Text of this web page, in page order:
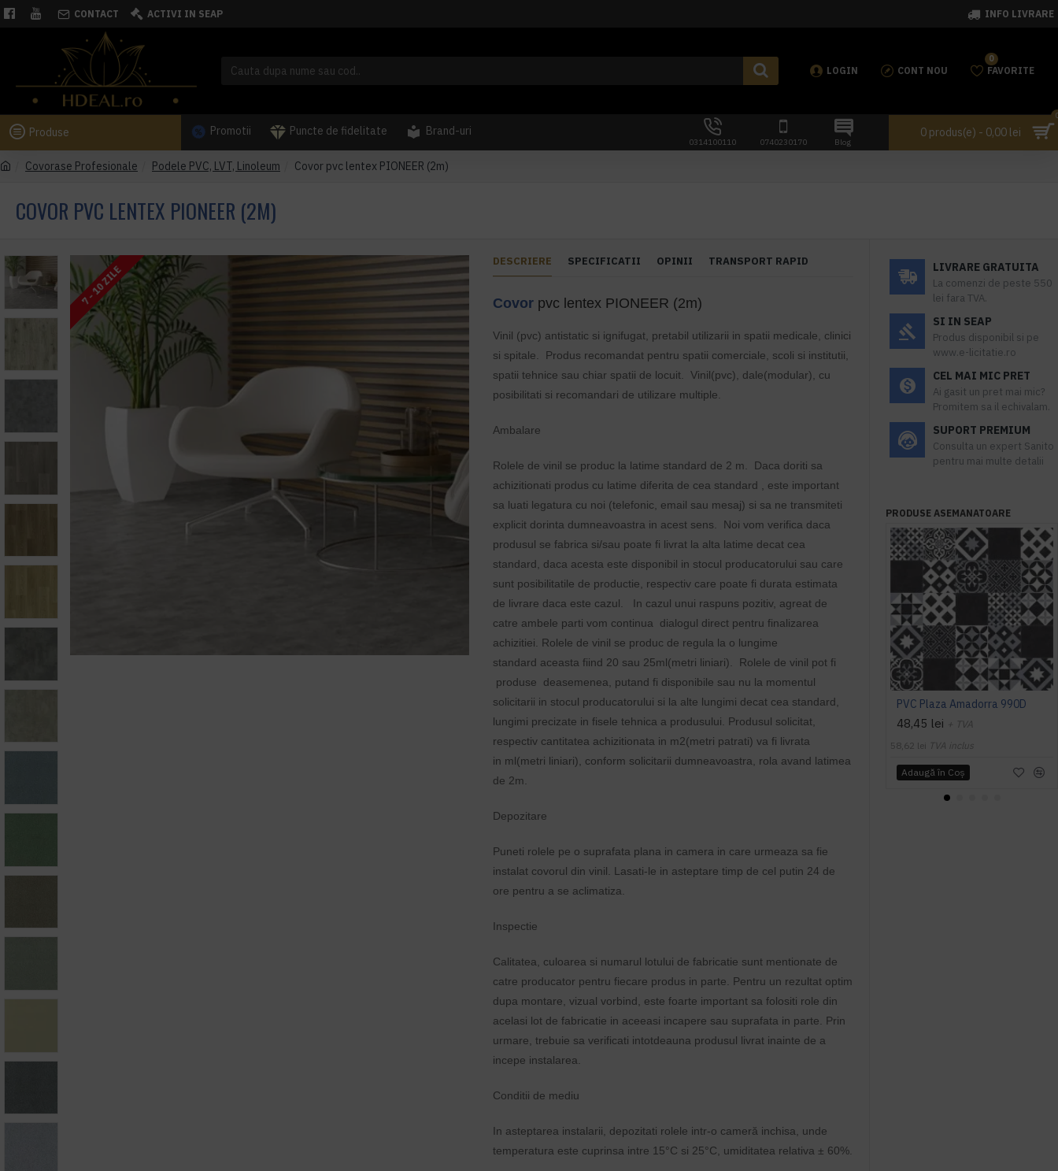
CONTACT ACTIVI IN SEAP INFO LIVRARE
LOGIN CONT NOU FAVORITE
0
Produse Promotii Puncte de fidelitate Brand-uri
0314100110 0740230170 Blog
0 produs(e) - 0,00 lei
Covorase Profesionale Podele PVC, LVT, Linoleum Covor pvc lentex PIONEER (2m)
COVOR PVC LENTEX PIONEER (2M)
7 - 10 ZILE
DESCRIERE SPECIFICATII OPINII TRANSPORT RAPID
Covor pvc lentex PIONEER (2m)
Vinil (pvc) antistatic si ignifugat, pretabil utilizarii in spatii medicale, clinici
si spitale. Produs recomandat pentru spatii comerciale, scoli si institutii,
spatii tehnice sau chiar spatii de locuit. Vinil(pvc), dale(modular), cu
posibilitati si recomandari de utilizare multiple.
Ambalare
Rolele de vinil se produc la latime standard de 2 m. Daca doriti sa
achizitionati produs cu latime diferita de cea standard , este important
sa luati legatura cu noi (telefonic, email sau mesaj) si sa ne transmiteti
explicit dorinta dumneavoastra in acest sens. Noi vom verifica daca
produsul se fabrica si/sau poate fi livrat la alta latime decat cea
standard, daca acesta este disponibil in stocul producatorului sau care
sunt posibilitatile de productie, respectiv care poate fi durata estimata
de livrare daca este cazul. In cazul unui raspuns pozitiv, agreat de
catre ambele parti vom continua dialogul direct pentru finalizarea
achizitiei. Rolele de vinil se produc de regula la o lungime
standard aceasta fiind 20 sau 25ml(metri liniari). Rolele de vinil pot fi
produse deasemenea, putand fi disponibile sau nu la momentul
solicitarii in stocul producatorului si la alte lungimi decat cea standard,
lungimi precizate in fisele tehnica a produsului. Produsul solicitat,
respectiv cantitatea achizitionata in m2(metri patrati) va fi livrata
in ml(metri liniari), conform solicitarii dumneavoastra, rola avand latimea
de 2m.
Depozitare
Puneti rolele pe o suprafata plana in camera in care urmeaza sa fie
instalat covorul din vinil. Lasati-le in asteptare timp de cel putin 24 de
ore pentru a se aclimatiza.
Inspectie
Calitatea, culoarea si numarul lotului de fabricatie sunt mentionate de
catre producator pentru fiecare produs in parte. Pentru un rezultat optim
dupa montare, vizual vorbind, este foarte important sa folositi role din
acelasi lot de fabricatie in aceeasi incapere sau suprafata in parte. Prin
urmare, trebuie sa verificati intotdeauna produsul livrat inainte de a
incepe instalarea.
Conditii de mediu
In asteptarea instalarii, depozitati rolele intr-o cameră inchisa, unde
temperatura este cuprinsa intre 15°C si 25°C, umiditatea relativa ± 60%.
LIVRARE GRATUITA
La comenzi de peste 550
lei fara TVA.
SI IN SEAP
Produs disponibil si pe
www.e-licitatie.ro
CEL MAI MIC PRET
Ai gasit un pret mai mic?
Promitem sa il echivalam.
SUPORT PREMIUM
Consulta un expert Sanito
pentru mai multe detalii
PRODUSE ASEMANATOARE
PVC Plaza Amadorra 990D
48,45 lei + TVA
58,62 lei TVA inclus
Adaugă în Coş